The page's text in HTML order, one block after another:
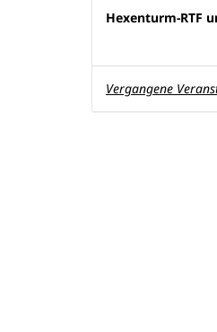
Hexenturm-RTF
Vergangene